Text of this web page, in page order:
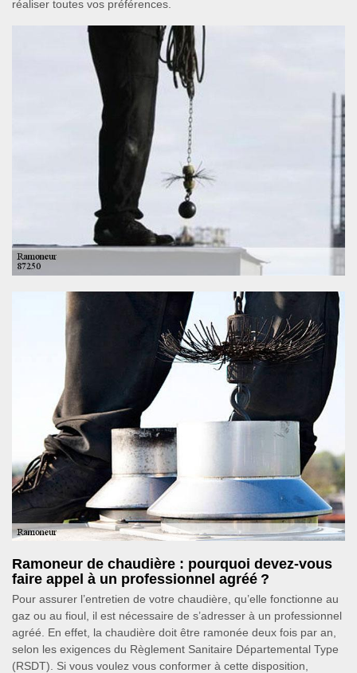
réaliser toutes vos préférences.
Ramoneur de chaudière : pourquoi devez-vous
faire appel à un professionnel agréé ?
Pour assurer l’entretien de votre chaudière, qu’elle fonctionne au
gaz ou au fioul, il est nécessaire de s’adresser à un professionnel
agréé. En effet, la chaudière doit être ramonée deux fois par an,
selon les exigences du Règlement Sanitaire Départemental Type
(RSDT). Si vous voulez vous conformer à cette disposition,